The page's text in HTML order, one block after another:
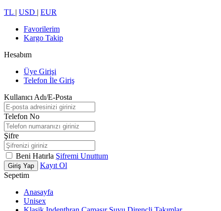
TL | USD | EUR
Favorilerim
Kargo Takip
Hesabım
Üye Girişi
Telefon İle Giriş
Kullanıcı Adı/E-Posta
Telefon No
Şifre
Beni Hatırla Şifremi Unuttum
Giriş Yap
Kayıt Ol
Sepetim
Anasayfa
Unisex